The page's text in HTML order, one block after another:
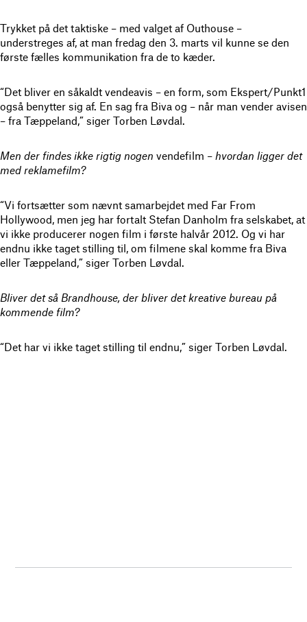
Trykket på det taktiske – med valget af Outhouse –
understreges af, at man fredag den 3. marts vil kunne se den
første fælles kommunikation fra de to kæder.
“Det bliver en såkaldt vendeavis – en form, som Ekspert/Punkt1
også benytter sig af. En sag fra Biva og – når man vender avisen
– fra Tæppeland,” siger Torben Løvdal.
Men der findes ikke rigtig nogen vendefilm – hvordan ligger det
med reklamefilm?
“Vi fortsætter som nævnt samarbejdet med Far From
Hollywood, men jeg har fortalt Stefan Danholm fra selskabet, at
vi ikke producerer nogen film i første halvår 2012. Og vi har
endnu ikke taget stilling til, om filmene skal komme fra Biva
eller Tæppeland,” siger Torben Løvdal.
Bliver det så Brandhouse, der bliver det kreative bureau på
kommende film?
“Det har vi ikke taget stilling til endnu,” siger Torben Løvdal.